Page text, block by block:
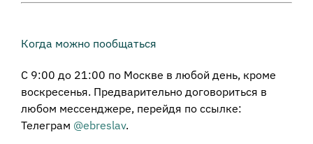
Когда можно пообщаться
С 9:00 до 21:00 по Москве в любой день, кроме
воскресенья. Предварительно договориться в
любом мессенджере, перейдя по ссылке:
Телеграм @ebreslav.